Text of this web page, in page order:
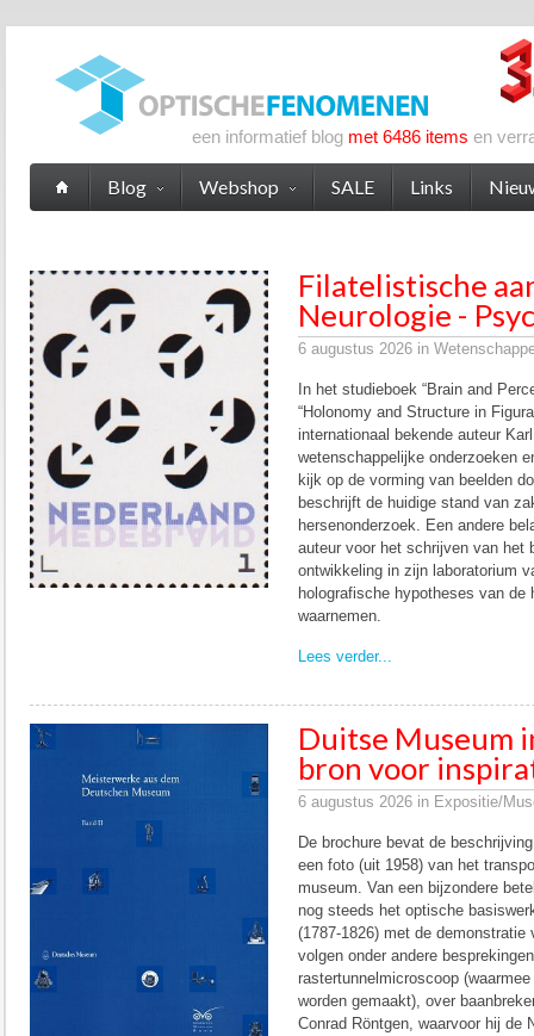
een informatief blog met 6486 items en
Filatelistische
Neurologie -
6 augustus 2026 in
In het studieboek “Brain and
“Holonomy and Structure in
internationaal bekende auteur
wetenschappelijke onderzoeken
kijk op de vorming van beelden
beschrijft de huidige stand van
hersenonderzoek. Een andere
auteur voor het schrijven van het
ontwikkeling in zijn laboratorium
holografische hypotheses van de
waarnemen.
Lees verder...
Duitse Museum
bron voor
6 augustus 2026 in Expositie/
De brochure bevat de
een foto (uit 1958) van het
museum. Van een bijzondere
nog steeds het optische
(1787-1826) met de
volgen onder andere
rastertunnelmicroscoop
worden gemaakt), over
Conrad Röntgen, waarvoor hij de
Blog Webshop SALE Links